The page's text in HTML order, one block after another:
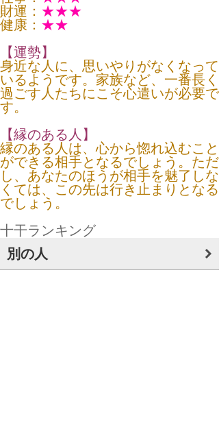
財運： ★★★
健康： ★★
【運勢】
身近な人に、思いやりがなくなって
いるようです。家族など、一番長く
過ごす人たちにこそ心遣いが必要で
す。
【縁のある人】
縁のある人は、心から惚れ込むこと
ができる相手となるでしょう。ただ
し、あなたのほうが相手を魅了しな
くては、この先は行き止まりとなる
でしょう。
十干ランキング
別の人